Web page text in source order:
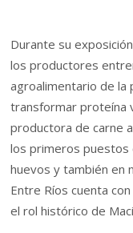
Durante su
los productores
agroalimentario de la
transformar proteína
productora de carne
los primeros puestos
huevos y también en
Entre Ríos cuenta
el rol histórico de